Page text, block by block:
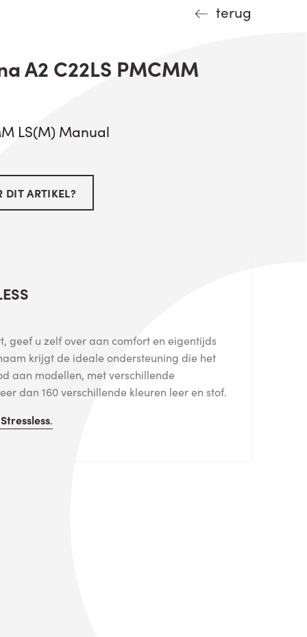
terug
A2 C22LS PMCMM
LS(M) Manual
DIT ARTIKEL?
geef u zelf over aan comfort en eigentijds
krijgt de ideale ondersteuning die het
aan modellen, met verschillende
dan 160 verschillende kleuren leer en stof.
Stressless.